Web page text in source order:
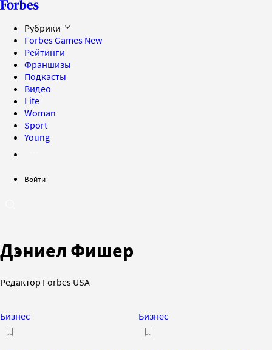
Рубрики
Forbes Games New
Рейтинги
Франшизы
Подкасты
Видео
Life
Woman
Sport
Young
Войти
Дэниел Фишер
Редактор Forbes USA
Бизнес Бизнес